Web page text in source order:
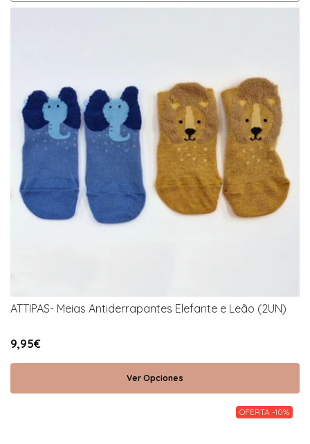
ATTIPAS- Meias Antiderrapantes Elefante e Leão (2UN)
9,95€
Ver Opciones
OFERTA -10%